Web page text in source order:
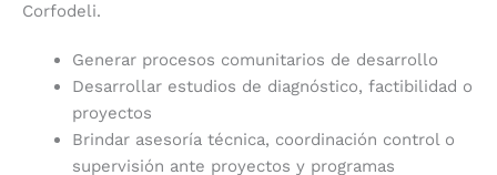
Corfodeli.
Generar procesos comunitarios de desarrollo
Desarrollar estudios de diagnóstico, factibilidad o
proyectos
Brindar asesoría técnica, coordinación control o
supervisión ante proyectos y programas